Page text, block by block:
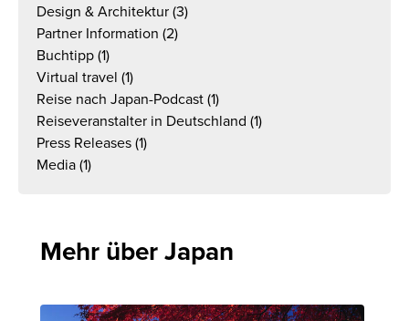
Design & Architektur (3)
Partner Information (2)
Buchtipp (1)
Virtual travel (1)
Reise nach Japan-Podcast (1)
Reiseveranstalter in Deutschland (1)
Press Releases (1)
Media (1)
Mehr über Japan